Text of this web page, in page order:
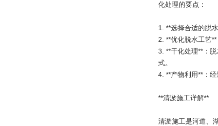
化处理的要点：
1. **选择合适的脱
2. **优化脱水工艺
3. **干化处理**：
式。
4. **产物利用**：
**清淤施工详解**
清淤施工是河道、